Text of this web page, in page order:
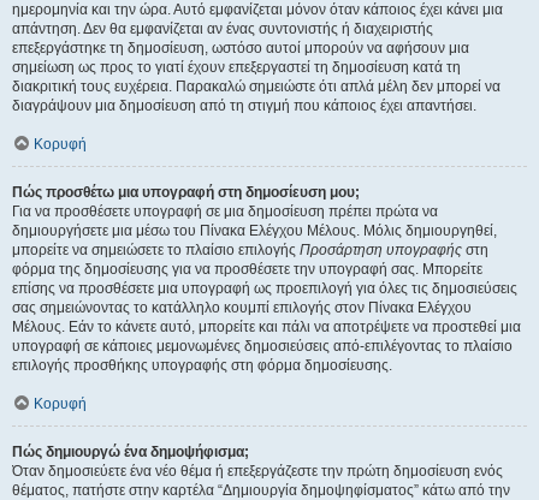
ημερομηνία και την ώρα. Αυτό εμφανίζεται μόνον όταν κάποιος έχει κάνει μια
απάντηση. Δεν θα εμφανίζεται αν ένας συντονιστής ή διαχειριστής
επεξεργάστηκε τη δημοσίευση, ωστόσο αυτοί μπορούν να αφήσουν μια
σημείωση ως προς το γιατί έχουν επεξεργαστεί τη δημοσίευση κατά τη
διακριτική τους ευχέρεια. Παρακαλώ σημειώστε ότι απλά μέλη δεν μπορεί να
διαγράψουν μια δημοσίευση από τη στιγμή που κάποιος έχει απαντήσει.
Κορυφή
Πώς προσθέτω μια υπογραφή στη δημοσίευση μου;
Για να προσθέσετε υπογραφή σε μια δημοσίευση πρέπει πρώτα να
δημιουργήσετε μια μέσω του Πίνακα Ελέγχου Μέλους. Μόλις δημιουργηθεί,
μπορείτε να σημειώσετε το πλαίσιο επιλογής Προσάρτηση υπογραφής στη
φόρμα της δημοσίευσης για να προσθέσετε την υπογραφή σας. Μπορείτε
επίσης να προσθέσετε μια υπογραφή ως προεπιλογή για όλες τις δημοσιεύσεις
σας σημειώνοντας το κατάλληλο κουμπί επιλογής στον Πίνακα Ελέγχου
Μέλους. Εάν το κάνετε αυτό, μπορείτε και πάλι να αποτρέψετε να προστεθεί μια
υπογραφή σε κάποιες μεμονωμένες δημοσιεύσεις από-επιλέγοντας το πλαίσιο
επιλογής προσθήκης υπογραφής στη φόρμα δημοσίευσης.
Κορυφή
Πώς δημιουργώ ένα δημοψήφισμα;
Όταν δημοσιεύετε ένα νέο θέμα ή επεξεργάζεστε την πρώτη δημοσίευση ενός
θέματος, πατήστε στην καρτέλα “Δημιουργία δημοψηφίσματος” κάτω από την